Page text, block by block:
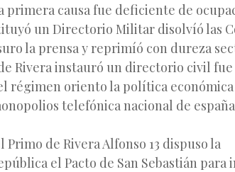
causa fue deficiente de
un Directorio Militar disolvíó las
la prensa y reprimíó con dureza
Rivera instauró un directorio civil
régimen oriento la política
telefónica nacional de españa
de Rivera Alfonso 13 dispuso la
el Pacto de San Sebastián para